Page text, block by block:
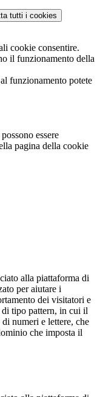
tutti i cookies
cookie consentire.
il funzionamento della
funzionamento potete
essere
pagina della cookie
alla piattaforma di
per aiutare i
dei visitatori e
tipo pattern, in cui il
numeri e lettere, che
che imposta il